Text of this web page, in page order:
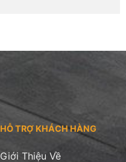
HỖ TRỢ KHÁCH HÀNG
Giới Thiệu Về